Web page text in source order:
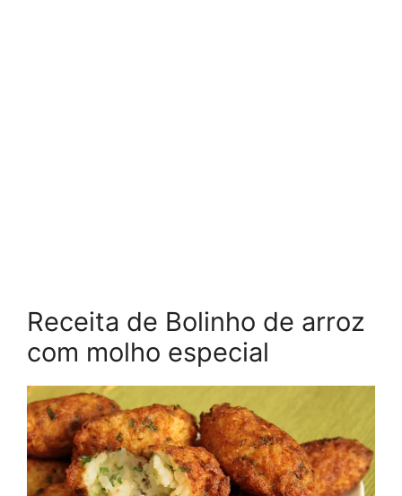
Receita de Bolinho de arroz
com molho especial